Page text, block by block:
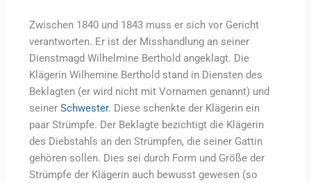
Zwischen 1840 und 1843 muss er sich vor Gericht
verantworten. Er ist der Misshandlung an seiner
Dienstmagd Wilhelmine Berthold angeklagt. Die
Klägerin Wilhemine Berthold stand in Diensten des
Beklagten (er wird nicht mit Vornamen genannt) und
seinerSchwester. Diese schenkte der Klägerin ein
paar Strümpfe. Der Beklagte bezichtigt die Klägerin
des Diebstahls an den Strümpfen, die seiner Gattin
gehören sollen. Dies sei durch Form und Größe der
Strümpfe der Klägerin auch bewusst gewesen (so